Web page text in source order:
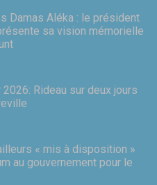
Damas Aléka : le président
sa vision mémorielle
Rideau sur deux jours
« mis à disposition »
au gouvernement pour le